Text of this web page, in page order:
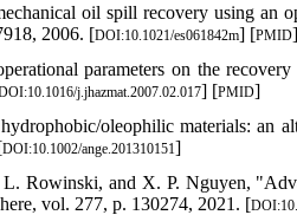
oil spill recovery using an
2006. [DOI:10.1021/es061842m] [PMID]
parameters on the
j.jhazmat.2007.02.017] [PMID]
oleophilic materials: an
DOI:10.1002/ange.201310151]
and X. P. Nguyen,
vol. 277, p. 130274, 2021. [